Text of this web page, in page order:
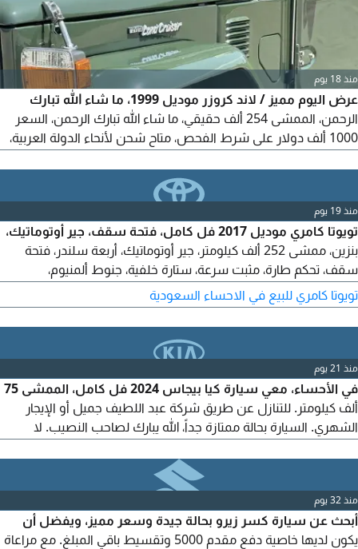
منذ 18 يوم
عرض اليوم مميز / لاند كروزر موديل 1999، ما شاء الله تبارك
الرحمن، الممشى 254 ألف حقيقي، ما شاء الله تبارك الرحمن، السعر
1000 ألف دولار على شرط الفحص، متاح شحن لأنحاء الدولة العربية،
منذ 19 يوم
تويوتا كامري موديل 2017 فل كامل، فتحة سقف، جير أوتوماتيك،
بنزين، ممشى 252 ألف كيلومتر، جير أوتوماتيك، أربعة سلندر، فتحة
سقف، تحكم طارة، مثبت سرعة، ستارة خلفية، جنوط ألمنيوم،
حساسات، منفذ طاقة، محركات، ايرباج، شاصات، وكالة شرط، بودي
وكالة شرط، خالي من الحوادث نهائياً عدا رش رفرف وجزء من الباب
يمين تجميلي فقط والباقي وكالة شرط، محرك ممتاز. للمستخدم.
تويوتا كامري للبيع في الاحساء السعودية
منذ 21 يوم
في الأحساء، معي سيارة كيا بيجاس 2024 فل كامل، الممشى 75
ألف كيلومتر. للتنازل عن طريق شركة عبد اللطيف جميل أو الإيجار
الشهري. السيارة بحالة ممتازة جداً، الله يبارك لصاحب النصيب. لا
منذ 32 يوم
أبحث عن سيارة كسر زيرو بحالة جيدة وسعر مميز، ويفضل أن
يكون لديها خاصية دفع مقدم 5000 وتقسيط باقي المبلغ. مع مراعاة